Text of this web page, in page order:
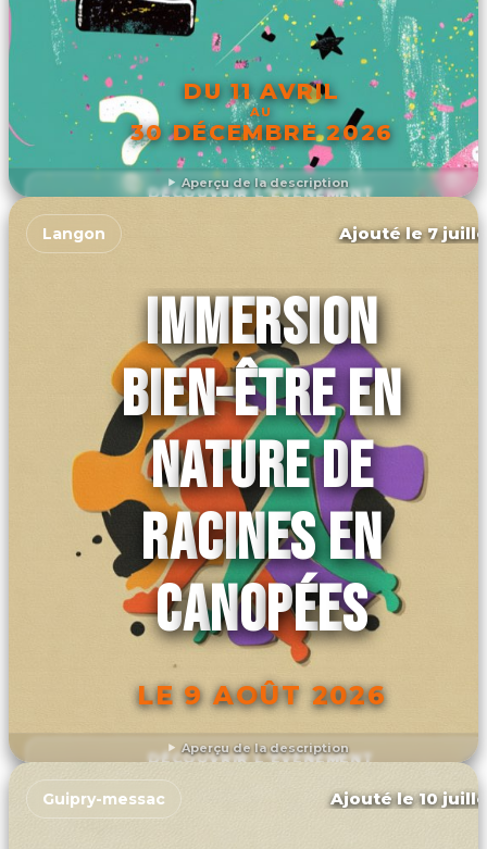
Aperçu de la description
DU 11 AVRIL
AU
30 DÉCEMBRE 2026
DÉCOUVRIR L'ÉVÉNEMENT
Aperçu de la description
Langon Ajouté le 7
IMMERSION
BIEN-ÊTRE EN
NATURE DE
RACINES EN
CANOPÉES
LE 9 AOÛT 2026
DÉCOUVRIR L'ÉVÉNEMENT
Guipry-messac Ajouté le 10